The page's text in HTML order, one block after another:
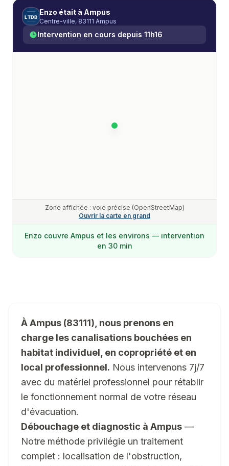
LTDB
Enzo était à Ampus
Centre-ville, 83111 Ampus
Intervention en cours depuis 11h16
Zone affichée : voie précise (OpenStreetMap)
Ouvrir la carte en grand
Enzo couvre Ampus et les environs — intervention
en 30 min
À Ampus (83111), nous prenons en
charge les canalisations bouchées en
habitat individuel, en copropriété et en
local professionnel. Nous intervenons 7j/7
avec du matériel professionnel pour rétablir
le fonctionnement normal de votre réseau
d'évacuation.
Débouchage et diagnostic à Ampus —
Notre méthode privilégie un traitement
complet : localisation de l'obstruction,